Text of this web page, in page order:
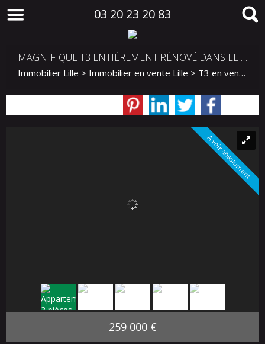
03 20 23 20 83
MAGNIFIQUE T3 ENTIÈREMENT RÉNOVÉ DANS LE QUARTIER VAUBAN
Immobilier Lille > Immobilier en vente Lille > T3 en vente Lille
A voir absolument
259 000 €